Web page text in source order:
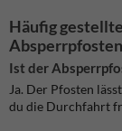
Häufig
Absperrpfosten
Ist der
Ja. Der Pfosten
du die Durchfahrt